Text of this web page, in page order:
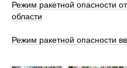
Режим ракетной опасности
области
Режим ракетной опасности